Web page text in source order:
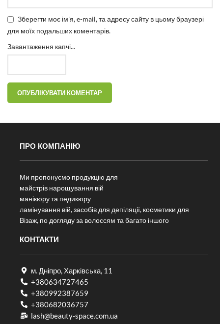
Зберегти моє ім'я, e-mail, та адресу сайту в цьому браузері
для моїх подальших коментарів.
Завантаження капчі...
ПРО КОМПАНІЮ
Ми пропонуємо продукцію для
майстрів нарощування вій
манікюру та педикюру
ламінування вій, засобів для депіляції, косметики для
Візаж, по догляду за волоссям та багато іншого
КОНТАКТИ
м. Дніпро, Харківська, 11
+380634727465
+380992387659
+380682036757​
lash@beauty-space.com.ua